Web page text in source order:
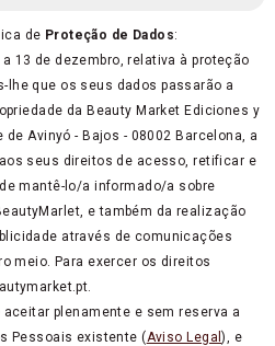
de Proteção de Dados:
13 de dezembro, relativa à proteção
lhe que os seus dados passarão a
da Beauty Market Ediciones y
Avinyó - Bajos - 08002 Barcelona, a
seus direitos de acesso, retificar e
mantê-lo/a informado/a sobre
e também da realização
através de comunicações
meio. Para exercer os direitos
plenamente e sem reserva a
Pessoais existente (Aviso Legal), e